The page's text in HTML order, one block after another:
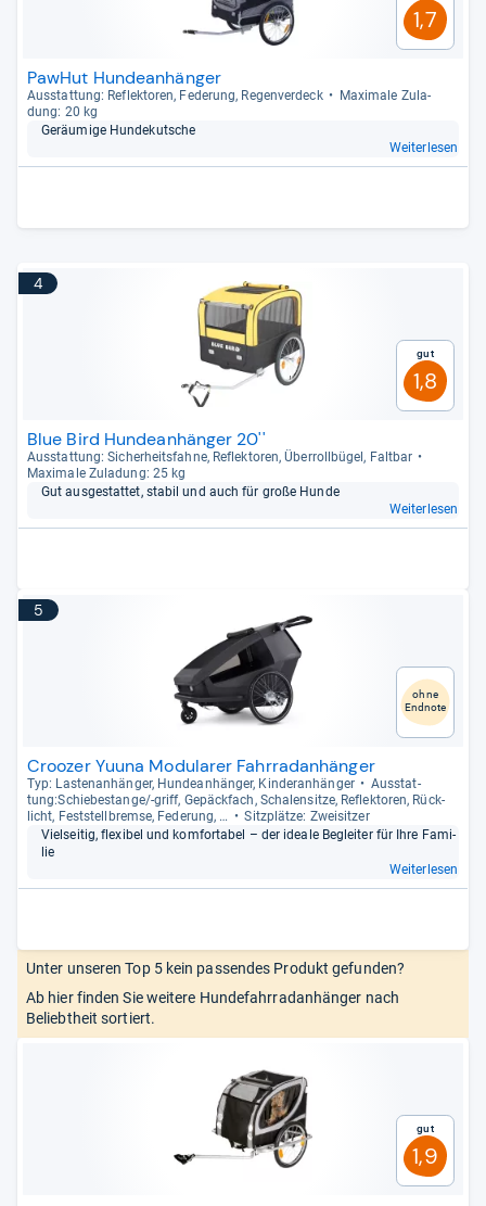
1,7
PawHut Hundeanhänger
Aus­stat­tung: Reflek­to­ren, Fede­rung, Regen­ver­deck
Maxi­male Zula­
dung: 20 kg
Geräu­mige Hun­de­kut­sche
Weiterlesen
4
Gut
1,8
Blue Bird Hundeanhänger 20''
Aus­stat­tung: Sicher­heits­fahne, Reflek­to­ren, Über­roll­bü­gel, Falt­bar
Maxi­male Zula­dung: 25 kg
Gut aus­ge­stat­tet, sta­bil und auch für große Hunde
Weiterlesen
5
ohne
Endnote
Croozer Yuuna Modularer Fahrradanhänger
Typ: Las­ten­an­hän­ger, Hun­de­an­hän­ger, Kin­der­an­hän­ger
Aus­stat­
tung:Schie­bes­tange/-​griff, Gepäck­fach, Scha­len­sitze, Reflek­to­ren, Rück­
licht, Fest­stell­bremse, Fede­rung, …
Sitz­plätze: Zwei­sit­zer
Viel­sei­tig, fle­xi­bel und kom­for­ta­bel – der ideale Beglei­ter für Ihre Fami­
lie
Weiterlesen
Unter unseren Top 5 kein passendes Produkt gefunden?
Ab hier finden Sie weitere Hundefahrradanhänger nach
Beliebtheit sortiert.
Gut
1,9